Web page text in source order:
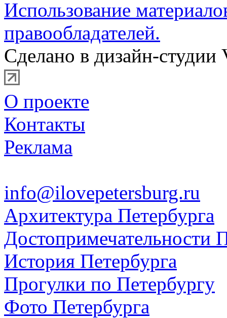
Использование
правообладателей.
Сделано в дизайн-студии
О проекте
Контакты
Реклама
info@ilovepetersburg.ru
Архитектура Петербурга
Достопримечательности
История Петербурга
Прогулки по Петербургу
Фото Петербурга